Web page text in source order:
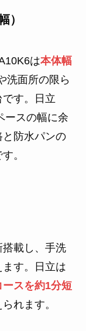
）
は本体幅
洗面所の限ら
す。日立
ースの幅に余
防水パンの
。
搭載し、手洗
す。日立は
スを約1分短
れます。